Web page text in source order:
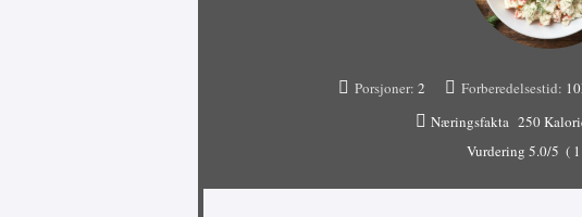
Porsjoner: 2 Forberedelsestid:
Næringsfakta 250
Vurdering 5.0/5 ( 1